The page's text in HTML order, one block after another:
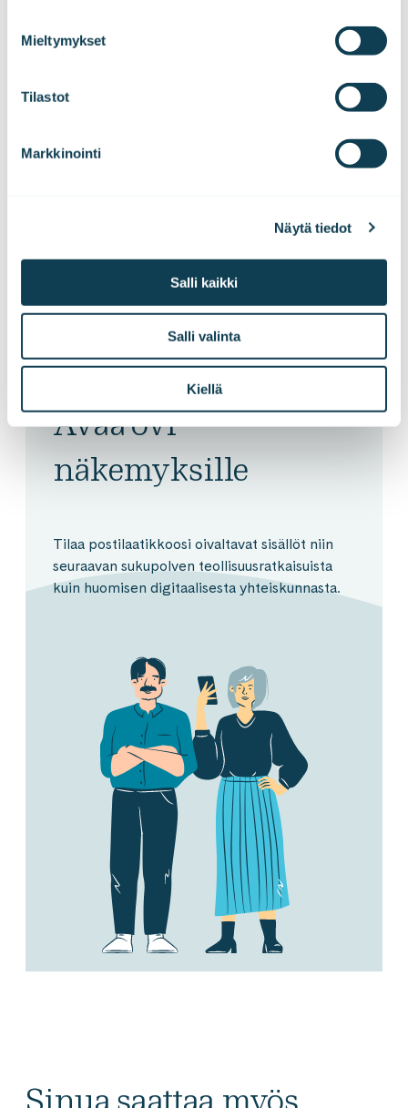
Mieltymykset
Tilastot
Markkinointi
Näytä tiedot
Salli kaikki
Salli valinta
Kiellä
kokeilukulttuurin juurruttaminen. Maiju on
rakentaa empaattista ja suvaitsevaista
Avaa ovi
näkemyksille
Tilaa postilaatikkoosi oivaltavat sisällöt niin
seuraavan sukupolven teollisuusratkaisuista
kuin huomisen digitaalisesta yhteiskunnasta.